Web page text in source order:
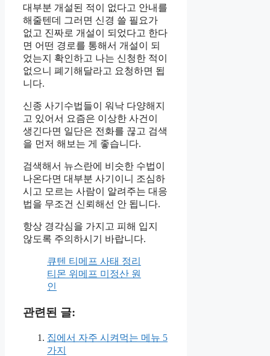
대부분 개설된 적이 없다고 안내를
해줄텐데 그러면 신경 쓸 필요가
없고 진짜로 개설이 되었다고 한다
면 어떤 경로를 통해서 개설이 되
었는지 확인하고 나는 신청한 적이
없으니 폐기해달라고 요청하면 됩
니다.
신종 사기수법들이 워낙 다양해지
고 있어서 요즘은 이상한 사건이
생긴다면 일단은 전화를 끊고 검색
을 먼저 해보는 게 좋습니다.
검색해서 뉴스란에 비슷한 수법이
나온다면 대부분 사기이니 조심하
시고 모르는 사람이 알려주는 대응
법을 무조건 신뢰해선 안 됩니다.
항상 경각심을 가지고 피해 입지
않도록 주의하시기 바랍니다.
큐텐 티메프 사태 정리
티몬 위메프 미정산 원
인
관련된 글:
집에서 자주 시켜먹는 메뉴 5
가지